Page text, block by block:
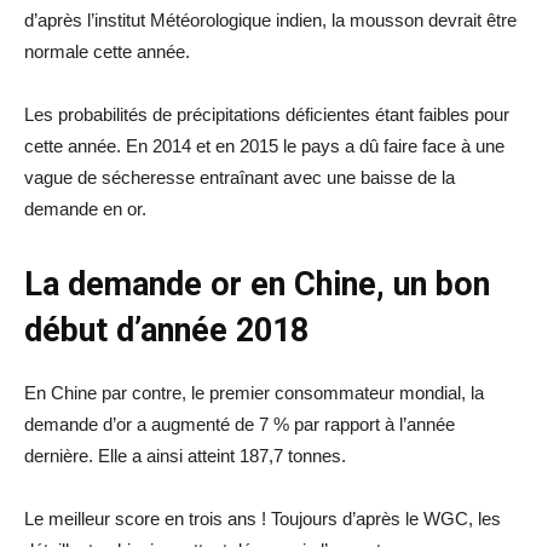
d’après l’institut Météorologique indien, la mousson devrait être
normale cette année.
Les probabilités de précipitations déficientes étant faibles pour
cette année. En 2014 et en 2015 le pays a dû faire face à une
vague de sécheresse entraînant avec une baisse de la
demande en or.
La demande or en Chine, un bon
début d’année 2018
En Chine par contre, le premier consommateur mondial, la
demande d’or a augmenté de 7 % par rapport à l’année
dernière. Elle a ainsi atteint 187,7 tonnes.
Le meilleur score en trois ans ! Toujours d’après le WGC, les